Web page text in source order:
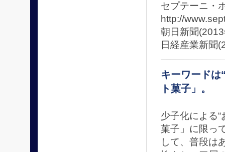
セプテーニ・
http://
朝日新聞
日経産業新聞
キーワードは
ト菓子」。
少子化による
菓子」に限っ
して、普段は